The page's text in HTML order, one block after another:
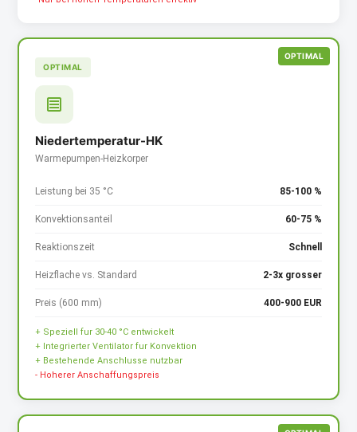
OPTIMAL
Niedertemperatur-HK
Warmepumpen-Heizkorper
Leistung bei 35 °C 85-100 %
Konvektionsanteil 60-75 %
Reaktionszeit Schnell
Heizflache vs. Standard 2-3x grosser
Preis (600 mm) 400-900 EUR
+ Speziell fur 30-40 °C entwickelt
+ Integrierter Ventilator fur Konvektion
+ Bestehende Anschlusse nutzbar
- Hoherer Anschaffungspreis